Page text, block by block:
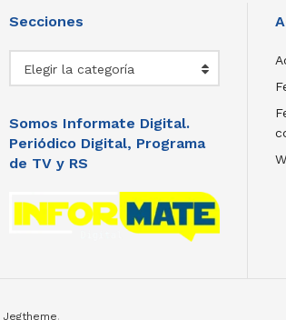
Secciones
Elegir la categoría
Somos Informate Digital.
Periódico Digital, Programa
de TV y RS
Jegtheme.